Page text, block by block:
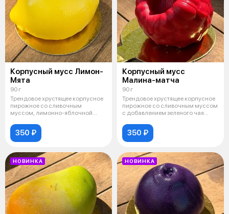
Корпусный мусс Лимон-
Мята
90 г
Трендовое хрустящее корпусное
пирожное со сливочным
муссом, лимонно-яблочной
350 ₽
Корпусный мусс
Малина-матча
90 г
Трендовое хрустящее корпусное
пирожное со сливочным муссом
с добавлением зеленого чая
350 ₽
НОВИНКА НОВИНКА